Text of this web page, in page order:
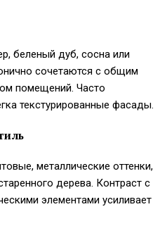
беленый дуб, сосна или
сочетаются с общим
помещений. Часто
текстурированные фасады.
металлические оттенки,
дерева. Контраст с
элементами усиливает